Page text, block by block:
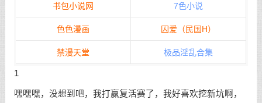
书包小说网 7色小说
色色漫画 囚爱（民国H）
禁漫天堂 极品淫乱合集
1
嘿嘿嘿，没想到吧，我打赢复活赛了，我好喜欢挖新坑啊，